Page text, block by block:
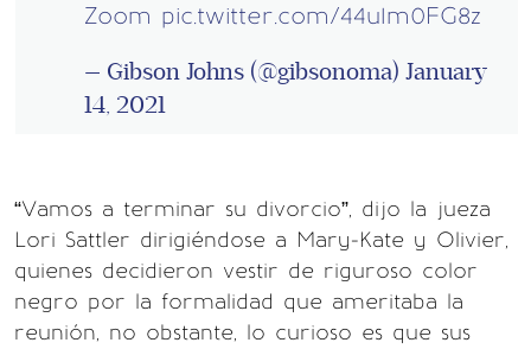
Zoom pic.twitter.com/44u1m0FG8z
— Gibson Johns (@gibsonoma) January
14, 2021
“Vamos a terminar su divorcio”, dijo la jueza
Lori Sattler dirigiéndose a Mary-Kate y Olivier,
quienes decidieron vestir de riguroso color
negro por la formalidad que ameritaba la
reunión, no obstante, lo curioso es que sus